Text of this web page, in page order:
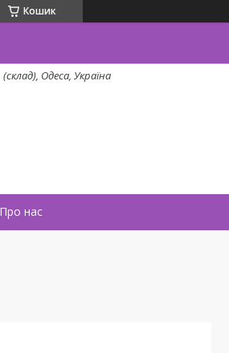
Кошик
Одеса, Україна
Про нас